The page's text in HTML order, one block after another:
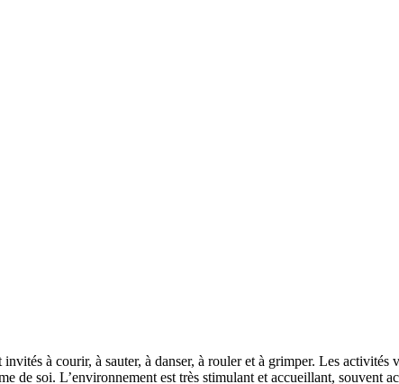
à courir, à sauter, à danser, à rouler et à grimper. Les
de soi. L’environnement est très stimulant et accueillant, souvent